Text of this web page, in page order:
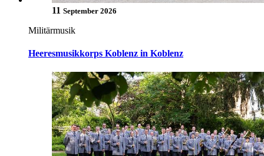
11 September 2026
Militärmusik
Heeresmusikkorps Koblenz in Koblenz